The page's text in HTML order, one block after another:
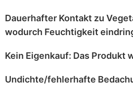
Dauerhafter Kontakt zu
wodurch Feuchtigkeit
Kein Eigenkauf: Das Produkt
Undichte/fehlerhafte